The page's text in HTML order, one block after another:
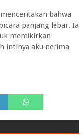
bahwa
panjang lebar. Ia
memikirkan
intinya aku nerima